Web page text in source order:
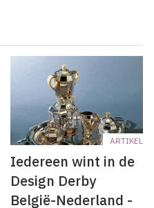
ARTIKEL
Iedereen wint in de
Design Derby
België-Nederland -